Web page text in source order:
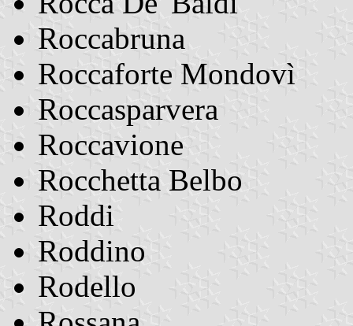
Roccabruna
Roccaforte Mondovì
Roccasparvera
Roccavione
Rocchetta Belbo
Roddi
Roddino
Rodello